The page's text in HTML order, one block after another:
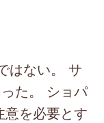
はない。 サ
た。 ショパ
を必要とす